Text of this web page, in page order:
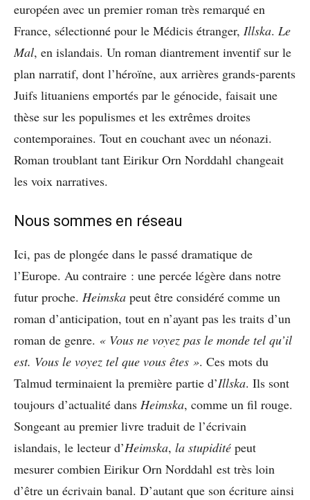
européen avec un premier roman très remarqué en
France, sélectionné pour le Médicis étranger, Illska. Le
Mal, en islandais. Un roman diantrement inventif sur le
plan narratif, dont l’héroïne, aux arrières grands-parents
Juifs lituaniens emportés par le génocide, faisait une
thèse sur les populismes et les extrêmes droites
contemporaines. Tout en couchant avec un néonazi.
Roman troublant tant Eirikur Orn Norddahl changeait
les voix narratives.
Nous sommes en réseau
Ici, pas de plongée dans le passé dramatique de
l’Europe. Au contraire : une percée légère dans notre
futur proche. Heimska peut être considéré comme un
roman d’anticipation, tout en n’ayant pas les traits d’un
roman de genre. « Vous ne voyez pas le monde tel qu’il
est. Vous le voyez tel que vous êtes ». Ces mots du
Talmud terminaient la première partie d’Illska. Ils sont
toujours d’actualité dans Heimska, comme un fil rouge.
Songeant au premier livre traduit de l’écrivain
islandais, le lecteur d’Heimska, la stupidité peut
mesurer combien Eirikur Orn Norddahl est très loin
d’être un écrivain banal. D’autant que son écriture ainsi